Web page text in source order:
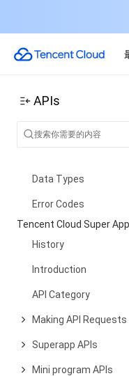
APIs
Call Service Record
Other APIs
Outbound Call APIs
Data Types
Error Codes
Tencent Cloud Super
History
Introduction
API Category
Making API Requests
Superapp APIs
Mini program APIs